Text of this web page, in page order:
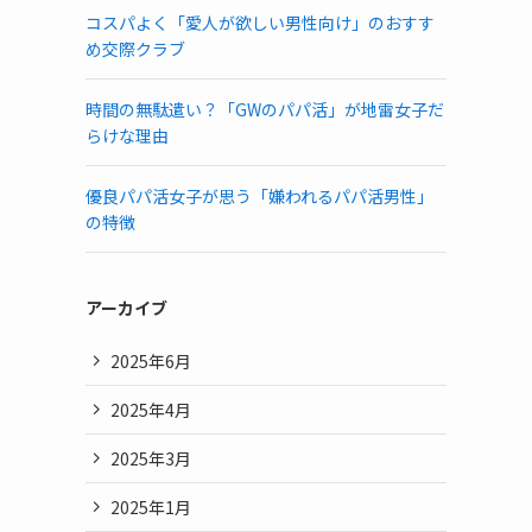
コスパよく「愛人が欲しい男性向け」のおすす
め交際クラブ
時間の無駄遣い？「GWのパパ活」が地雷女子だ
らけな理由
優良パパ活女子が思う「嫌われるパパ活男性」
の特徴
アーカイブ
2025年6月
2025年4月
2025年3月
2025年1月